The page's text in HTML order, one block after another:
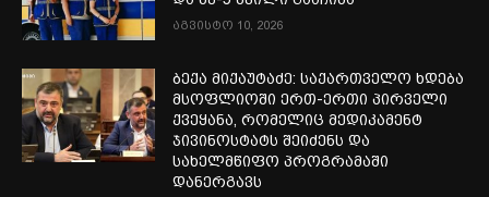
აგვისტო 10, 2026
ბექა მიქაუტაძე: საქართველო ხდება
მსოფლიოში ერთ-ერთი პირველი
ქვეყანა, რომელიც მედიკამენტ
ჯივინოსტატს შეიძენს და
სახელმწიფო პროგრამაში
დანერგავს